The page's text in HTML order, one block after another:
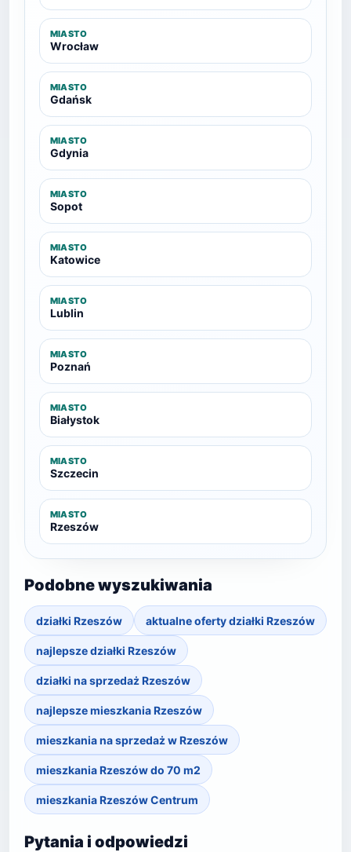
MIASTO
Wrocław
MIASTO
Gdańsk
MIASTO
Gdynia
MIASTO
Sopot
MIASTO
Katowice
MIASTO
Lublin
MIASTO
Poznań
MIASTO
Białystok
MIASTO
Szczecin
MIASTO
Rzeszów
Podobne wyszukiwania
działki Rzeszów aktualne oferty działki Rzeszów
najlepsze działki Rzeszów
działki na sprzedaż Rzeszów
najlepsze mieszkania Rzeszów
mieszkania na sprzedaż w Rzeszów
mieszkania Rzeszów do 70 m2
mieszkania Rzeszów Centrum
Pytania i odpowiedzi